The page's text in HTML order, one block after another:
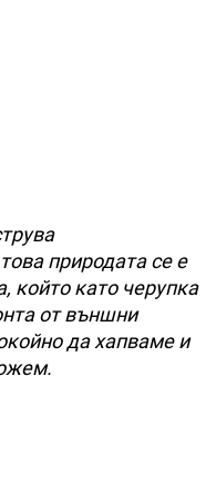
природата се е
който като черупка
от външни
да хапваме и